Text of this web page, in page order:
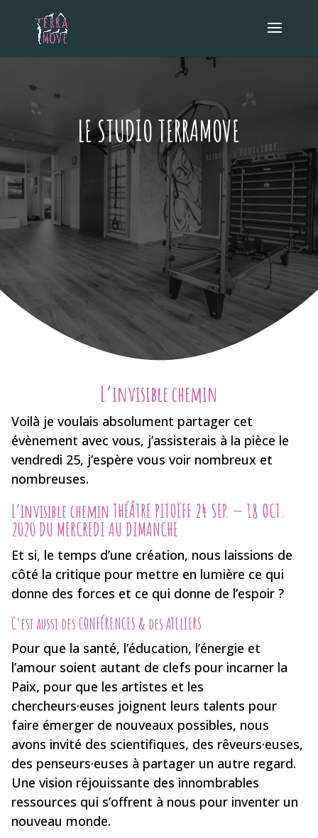
LE STUDIO TERRAMOVE
L’invisible chemin
Voilà je voulais absolument partager cet
évènement avec vous, j’assisterais à la pièce le
vendredi 25, j’espère vous voir nombreux et
nombreuses.
L’invisible chemin THÉÂTRE PITOËFF 24 SEP. — 18 OCT.
2020 DU MERCREDI AU DIMANCHE
Et si, le temps d’une création, nous laissions de
côté la critique pour mettre en lumière ce qui
donne des forces et ce qui donne de l’espoir ?
C’est aussi des CONFÉRENCES & des ATELIERS
Pour que la santé, l’éducation, l’énergie et
l’amour soient autant de clefs pour incarner la
Paix, pour que les artistes et les
chercheurs·euses joignent leurs talents pour
faire émerger de nouveaux possibles, nous
avons invité des scientifiques, des rêveurs·euses,
des penseurs·euses à partager un autre regard.
Une vision réjouissante des innombrables
ressources qui s’offrent à nous pour inventer un
nouveau monde.